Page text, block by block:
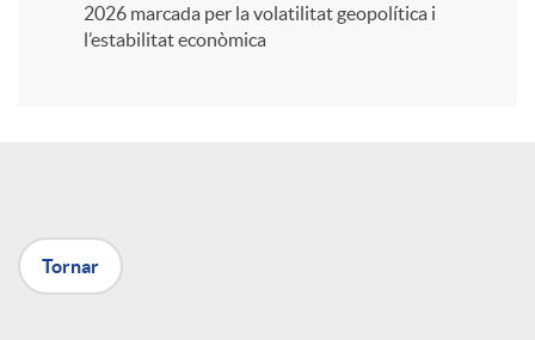
a
2026 marcada per la volatilitat geopolítica i
l’estabilitat econòmica
Tornar